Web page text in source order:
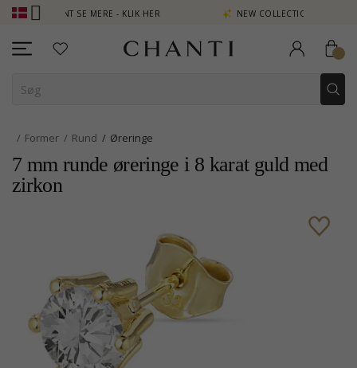
POINT SE MERE - KLIK HER NEW COLLECTION | AURA
Former Rund Øreringe
7 mm runde øreringe i 8 karat guld med
zirkon